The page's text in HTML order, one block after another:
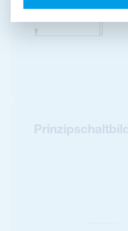
Prinzipschaltbild